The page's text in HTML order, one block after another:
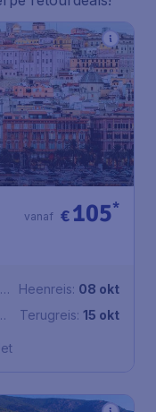
€105*
vanaf
Heenreis: 08 okt
Terugreis: 15 okt